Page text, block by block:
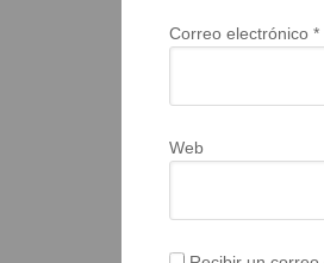
Correo electrónico *
Web